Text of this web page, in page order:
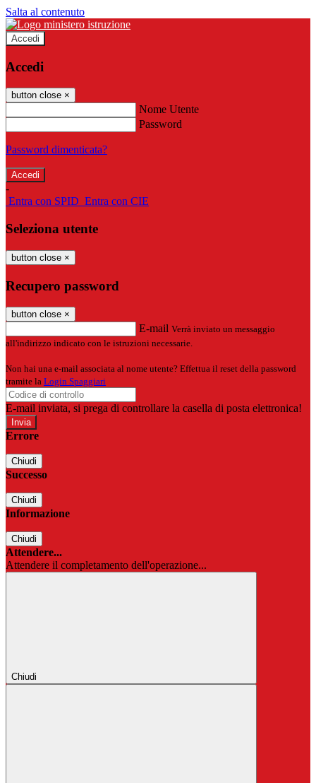
Salta al contenuto
Accedi
Accedi
button close ×
Nome Utente
Password
Password dimenticata?
-
Entra con SPID Entra con CIE
Seleziona utente
button close ×
Recupero password
button close ×
E-mail Verrà inviato un messaggio
all'indirizzo indicato con le istruzioni necessarie.
Non hai una e-mail associata al nome utente? Effettua il reset della password
tramite la Login Spaggiari
E-mail inviata, si prega di controllare la casella di posta elettronica!
Errore
Chiudi
Successo
Chiudi
Informazione
Chiudi
Attendere...
Attendere il completamento dell'operazione...
Chiudi